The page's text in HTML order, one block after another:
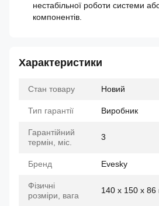
нестабільної роботи системи
компонентів.
Характеристики
Стан товару Новий
Тип гарантії Виробник
Гарантійний
термін, міс.
3
Бренд Evesky
Фізичні
розміри, вага
140 x 150 x